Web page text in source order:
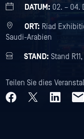
DATUM: 02. – 04.
ORT: Riad
Saudi-Arabien
STAND: Stand
Teilen Sie dies